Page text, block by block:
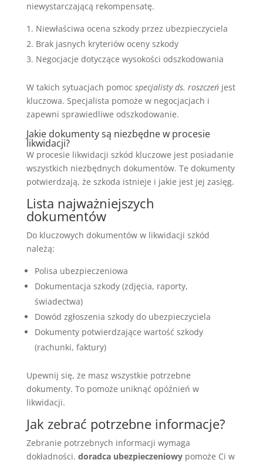
niewystarczającą rekompensatę.
Niewłaściwa ocena szkody przez ubezpieczyciela
Brak jasnych kryteriów oceny szkody
Negocjacje dotyczące wysokości odszkodowania
W takich sytuacjach pomoc specjalisty ds. roszczeńjest
kluczowa. Specjalista pomoże w negocjacjach i
zapewni sprawiedliwe odszkodowanie.
Jakie dokumenty są niezbędne w procesie
likwidacji?
W procesie likwidacji szkód kluczowe jest posiadanie
wszystkich niezbędnych dokumentów. Te dokumenty
potwierdzają, że szkoda istnieje i jakie jest jej zasięg.
Lista najważniejszych
dokumentów
Do kluczowych dokumentów w likwidacji szkód
należą:
Polisa ubezpieczeniowa
Dokumentacja szkody (zdjęcia, raporty,
świadectwa)
Dowód zgłoszenia szkody do ubezpieczyciela
Dokumenty potwierdzające wartość szkody
(rachunki, faktury)
Upewnij się, że masz wszystkie potrzebne
dokumenty. To pomoże uniknąć opóźnień w
likwidacji.
Jak zebrać potrzebne informacje?
Zebranie potrzebnych informacji wymaga
dokładności. doradca ubezpieczeniowypomoże Ci w